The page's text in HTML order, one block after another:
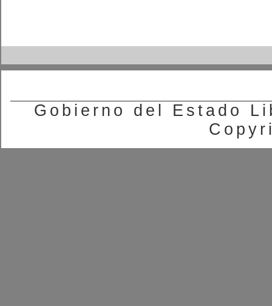
Gobierno del Estado